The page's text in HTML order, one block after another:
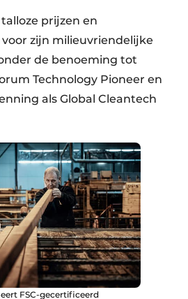
prijzen en
zijn milieuvriendelijke
de benoeming tot
Technology Pioneer en
als Global Cleantech
FSC-gecertificeerd